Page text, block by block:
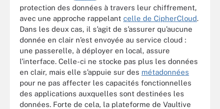
protection des données à travers leur chiffrement,
avec une approche rappelant celle de CipherCloud.
Dans les deux cas, il s’agit de s’assurer qu’aucune
donnée en clair n’est envoyée au service cloud :
une passerelle, à déployer en local, assure
l’interface. Celle-ci ne stocke pas plus les données
en clair, mais elle s’appuie sur des métadonnées
pour ne pas affecter les capacités fonctionnelles
des applications auxquelles sont destinées les
données. Forte de cela, la plateforme de Vaultive